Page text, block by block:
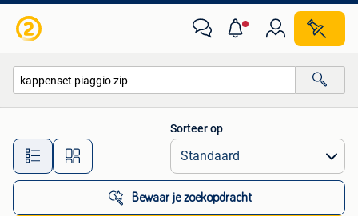
Alle afstanden…
Sorteer op
Bewaar je zoekopdracht